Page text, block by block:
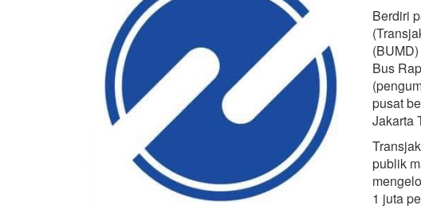
Berdiri
Bus
pusat
Jakarta
publik
1 juta